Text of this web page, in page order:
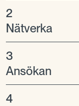
2
Nätverka
3
Ansökan
4